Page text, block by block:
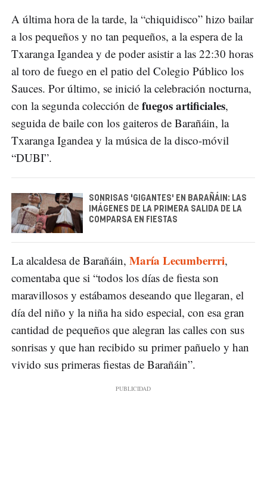
A última hora de la tarde, la “chiquidisco” hizo bailar
a los pequeños y no tan pequeños, a la espera de la
Txaranga Igandea y de poder asistir a las 22:30 horas
al toro de fuego en el patio del Colegio Público los
Sauces. Por último, se inició la celebración nocturna,
con la segunda colección de fuegos artificiales,
seguida de baile con los gaiteros de Barañáin, la
Txaranga Igandea y la música de la disco-móvil
“DUBI”.
SONRISAS 'GIGANTES' EN BARAÑÁIN: LAS
IMÁGENES DE LA PRIMERA SALIDA DE LA
COMPARSA EN FIESTAS
La alcaldesa de Barañáin, María Lecumberrri,
comentaba que si “todos los días de fiesta son
maravillosos y estábamos deseando que llegaran, el
día del niño y la niña ha sido especial, con esa gran
cantidad de pequeños que alegran las calles con sus
sonrisas y que han recibido su primer pañuelo y han
vivido sus primeras fiestas de Barañáin”.